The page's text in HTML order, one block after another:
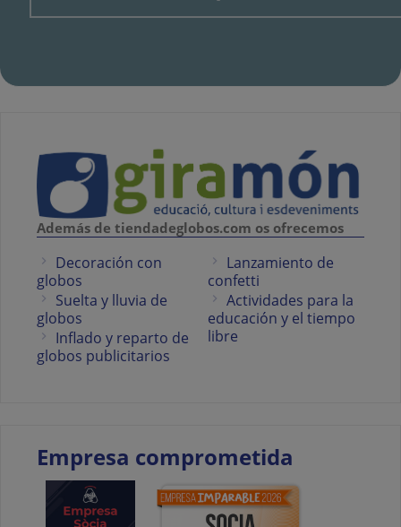
Además de tiendadeglobos.com os ofrecemos
Decoración con
globos
Suelta y lluvia de
globos
Inflado y reparto de
globos publicitarios
Lanzamiento de
confetti
Actividades para la
educación y el tiempo
libre
Empresa comprometida